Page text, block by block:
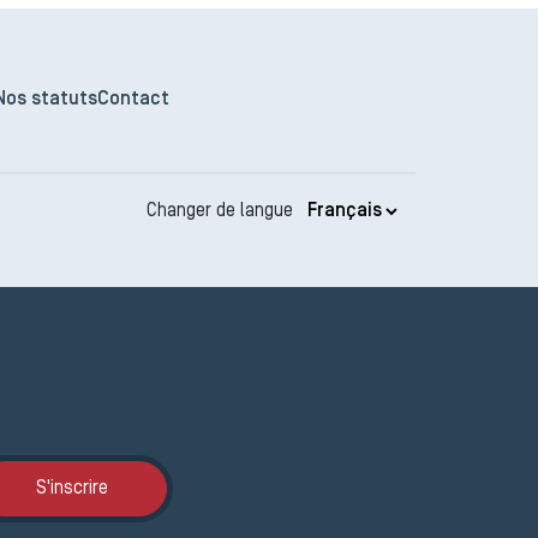
statutsContact
Changer de langue
S'inscrire